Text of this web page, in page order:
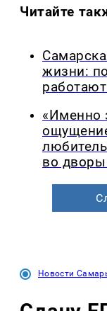
Читайте
жизни:
«Именно
во
Новости